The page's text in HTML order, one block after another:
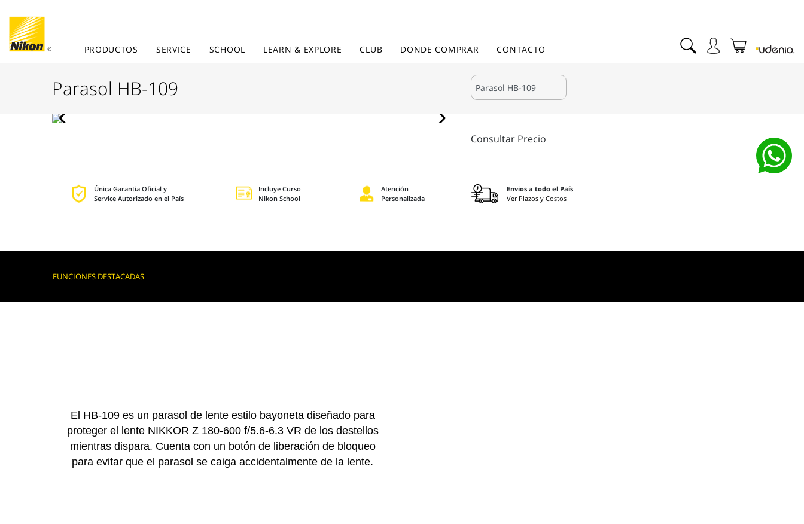
PRODUCTOS SERVICE SCHOOL LEARN & EXPLORE CLUB DONDE COMPRAR CONTACTO
Parasol HB-109
Consultar Precio
Única Garantia Oficial y
Service Autorizado en el País
Incluye Curso
Nikon School
Atención
Personalizada
Envios a todo el País
Ver Plazos y Costos
FUNCIONES DESTACADAS
El HB-109 es un parasol de lente estilo bayoneta diseñado para
proteger el lente NIKKOR Z 180-600 f/5.6-6.3 VR de los destellos
mientras dispara. Cuenta con un botón de liberación de bloqueo
para evitar que el parasol se caiga accidentalmente de la lente.